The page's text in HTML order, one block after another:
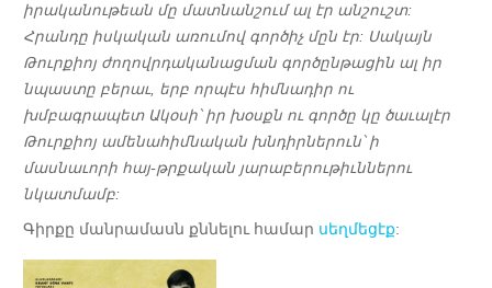
իրականութեան մը մատնանշում ալ էր անշուշտ:
Հրանդը իսկական առումով գործիչ մըն էր: Սակայն
Թուրքիոյ ժողովրդականացման գործընթացին ալ իր
նպաստը բերաւ, երբ որպէս հիմնադիր ու
խմբագրապետ Ակօսի՝ իր խօսքն ու գործը կը ծաւալէր
Թուրքիոյ ամենահիմնական խնդիրներուն՝ ի
մասնաւորի հայ-թրքական յարաբերութիւններու
նկատմամբ:
Գիրքը մանրամասն քննելու համար սեղմեցէք: